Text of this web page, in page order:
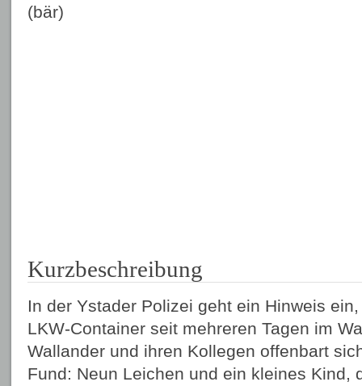
(bär)
Kurzbeschreibung
In der Ystader Polizei geht ein Hinweis
LKW-Container seit mehreren Tagen im
Wallander und ihren Kollegen offenbart
Fund: Neun Leichen und ein kleines Kind,